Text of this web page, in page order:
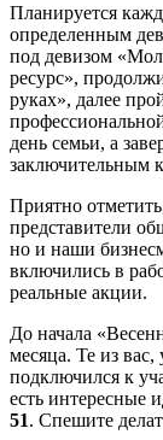
Планируется
определенным
под девизом
ресурс»,
руках», далее
день семьи, а
заключительным
Приятно
представители
но и наши
включились в
реальные акции.
До начала
месяца. Те из
подключился к
есть интересные
51. Спешите